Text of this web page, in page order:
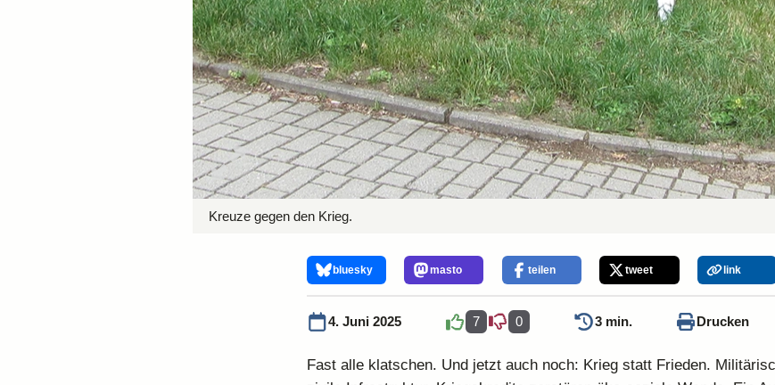
Kreuze gegen den Krieg.
bluesky masto teilen tweet link
4. Juni 2025 7 0 3 min. Drucken
Fast alle klatschen. Und jetzt auch noch: Krieg statt Frieden.